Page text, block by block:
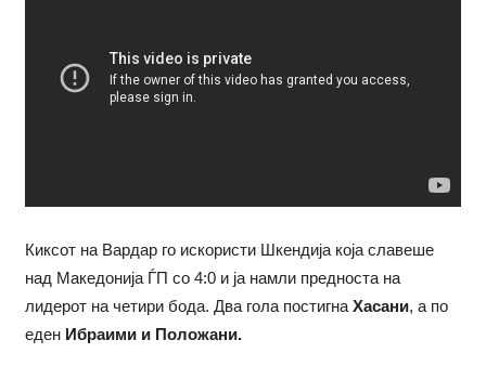
Киксот на Вардар го искористи Шкендија која славеше
над Македонија ЃП со 4:0 и ја намли предноста на
лидерот на четири бода. Два гола постигна Хасани, а по
еден Ибраими и Положани.